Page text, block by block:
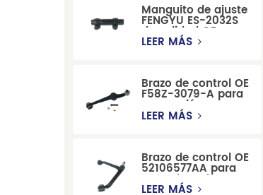
Manguito de ajuste
FENGYU ES-2032S
de calidad OE para
Mercury, Pontiac,
LEER MÁS
Brazo de control OE
F58Z-3079-A para
suspensión
delantera de Ford
LEER MÁS
Brazo de control OE
52106577AA para
reemplazo de
suspensión de
LEER MÁS